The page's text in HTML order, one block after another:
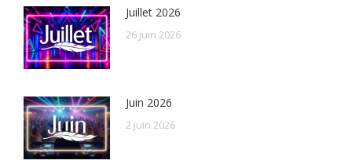
Juillet 2026
26 juin 2026
Juin 2026
2 juin 2026